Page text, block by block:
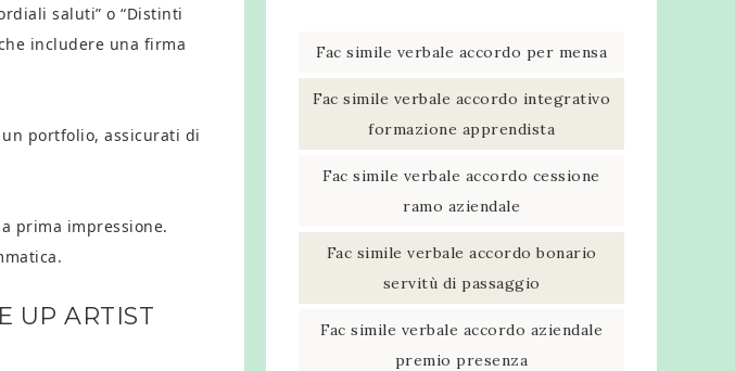
saluti” o “Distinti
includere una firma
portfolio, assicurati di
prima impressione.
UP ARTIST
Fac simile verbale accordo per mensa​
Fac simile verbale accordo integrativo
formazione apprendista​
Fac simile verbale accordo cessione
ramo aziendale​
Fac simile verbale accordo bonario
servitù di passaggio​
Fac simile verbale accordo aziendale
premio presenza​